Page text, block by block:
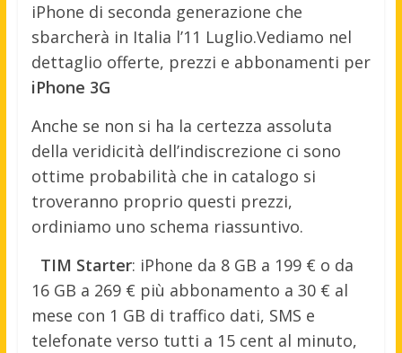
iPhone di seconda generazione che
sbarcherà in Italia l’11 Luglio.Vediamo nel
dettaglio offerte, prezzi e abbonamenti per
iPhone 3G
Anche se non si ha la certezza assoluta
della veridicità dell’indiscrezione ci sono
ottime probabilità che in catalogo si
troveranno proprio questi prezzi,
ordiniamo uno schema riassuntivo.
TIM Starter: iPhone da 8 GB a 199 € o da
16 GB a 269 € più abbonamento a 30 € al
mese con 1 GB di traffico dati, SMS e
telefonate verso tutti a 15 cent al minuto,